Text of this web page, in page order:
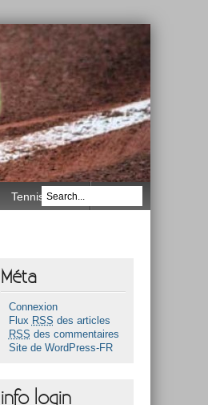
Tennis Race
Méta
Connexion
Flux RSS des articles
RSS des commentaires
Site de WordPress-FR
info login